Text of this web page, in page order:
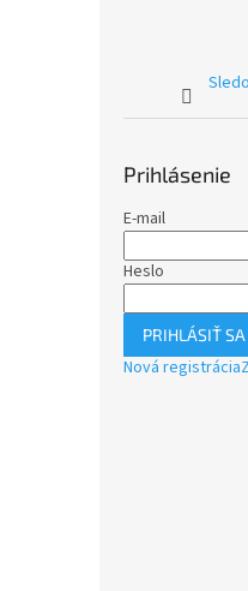
Prihlásenie
E-mail
Heslo
PRIHLÁSIŤ SA
Nová registrácia